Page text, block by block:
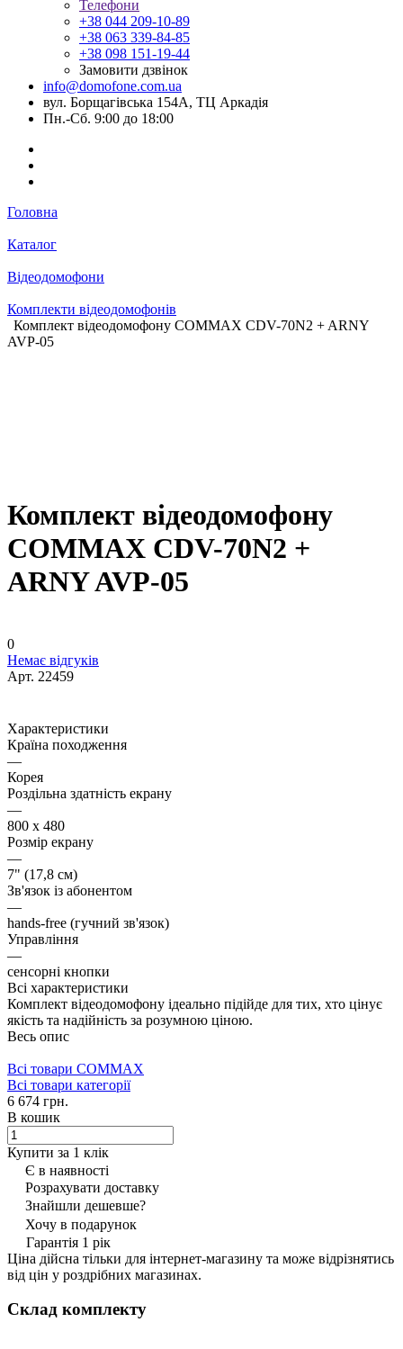
Телефони
+38 044 209-10-89
+38 063 339-84-85
+38 098 151-19-44
Замовити дзвінок
info@domofone.com.ua
вул. Борщагівська 154А, ТЦ Аркадія
Пн.-Сб. 9:00 до 18:00
Головна
Каталог
Відеодомофони
Комплекти відеодомофонів
Комплект відеодомофону COMMAX CDV-70N2 + ARNY
AVP-05
Комплект відеодомофону
COMMAX CDV-70N2 +
ARNY AVP-05
0
Немає відгуків
Арт. 22459
Характеристики
Країна походження
—
Корея
Роздільна здатність екрану
—
800 х 480
Розмір екрану
—
7" (17,8 см)
Зв'язок із абонентом
—
hands-free (гучний зв'язок)
Управління
—
сенсорні кнопки
Всі характеристики
Комплект відеодомофону ідеально підійде для тих, хто цінує
якість та надійність за розумною ціною.
Весь опис
Всі товари COMMAX
Всі товари категорії
6 674 грн.
В кошик
Купити за 1 клiк
Є в наявності
Розрахувати доставку
Знайшли дешевше?
Хочу в подарунок
Гарантія 1 рік
Ціна дійсна тільки для інтернет-магазину та може відрізнятись
від цін у роздрібних магазинах.
Склад комплекту